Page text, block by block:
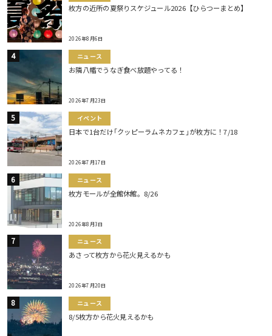
枚方の近所の夏祭りスケジュール2026【ひらつーまとめ】
2026年8月6日
ニュース
お隣八幡でうなぎ食べ放題やってる！
2026年7月23日
イベント
日本で1台だけ｢クッピーラムネカフェ｣が枚方に！7/18
2026年7月17日
ニュース
枚方モールが全館休館。8/26
2026年8月3日
ニュース
あさって枚方から花火見えるかも
2026年7月20日
ニュース
8/5枚方から花火見えるかも